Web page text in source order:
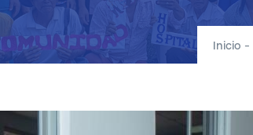
Inicio -